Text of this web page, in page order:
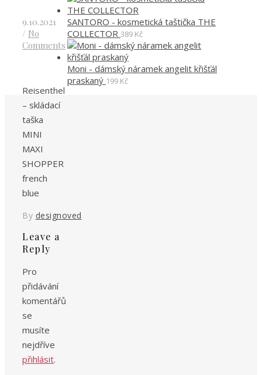
9.10.2021
/ No
Comments
Reisenthel
– skládací
taška
MINI
MAXI
SHOPPER
french
blue
By designoved
Leave a
Reply
Pro
přidávání
komentářů
se
musíte
nejdříve
přihlásit.
SANTORO - kosmetická taštička THE
COLLECTOR 389 Kč
Moni - dámský náramek angelit křišťál
praskaný 199 Kč